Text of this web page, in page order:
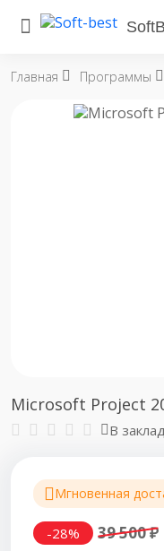
Главная Программы
Microsoft Project
В
Мгновенная
-28% 39 500 ₽